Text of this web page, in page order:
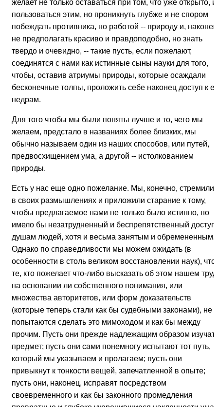
желает не только оставаться при том, что уже открыто, и
пользоваться этим, но проникнуть глубже и не спором
побеждать противника, но работой -- природу и,
не предполагать красиво и правдоподобно, но знать
твердо и очевидно, -- такие пусть, если пожелают,
соединятся с нами как истинные сыны науки для того,
чтобы, оставив атриумы природы, которые осаждали
бесконечные толпы, проложить себе наконец доступ к
недрам.
Для того чтобы мы были поняты лучше и то, чего мы
желаем, предстало в названиях более близких, мы
обычно называем один из наших способов, или путей,
предвосхищением ума, а другой -- истолкованием
природы.
Есть у нас еще одно пожелание. Мы, конечно,
в своих размышлениях и приложили старание к тому,
чтобы предлагаемое нами не только было истинно, но
имело бы незатрудненный и беспрепятственный доступ
душам людей, хотя и весьма занятым и обремененным.
Однако по справедливости мы можем ожидать (в
особенности в столь великом восстановлении наук), что
те, кто пожелает что-либо высказать об этом нашем
на основании ли собственного понимания, или
множества авторитетов, или форм доказательств
(которые теперь стали как бы судебными законами), не
попытаются сделать это мимоходом и как бы между
прочим. Пусть они прежде надлежащим образом изучат
предмет; пусть они сами понемногу испытают тот путь,
который мы указываем и пролагаем; пусть они
привыкнут к тонкости вещей, запечатленной в опыте;
пусть они, наконец, исправят посредством
своевременного и как бы законного промедления